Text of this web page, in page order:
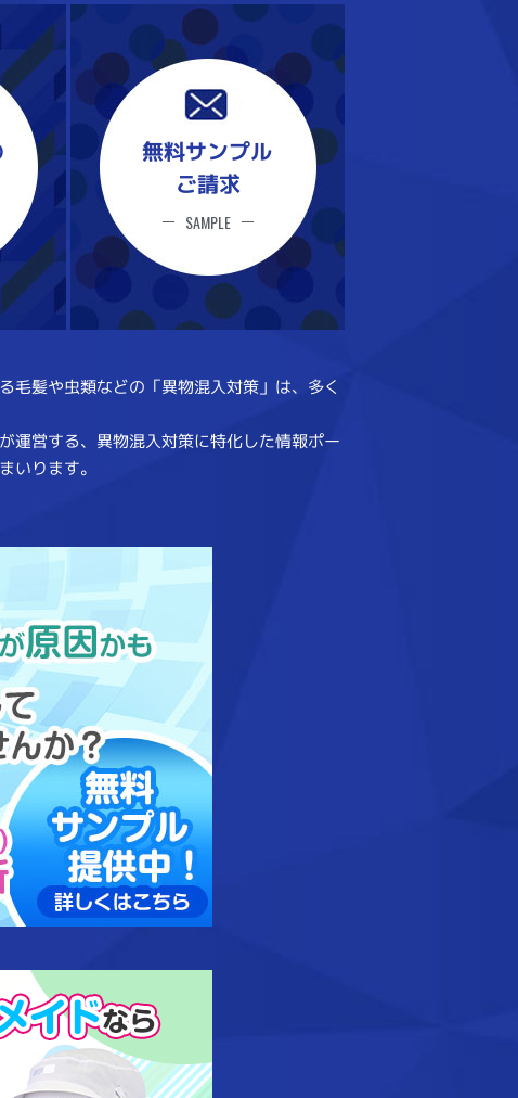
無料サンプル
ご請求
SAMPLE
毛髪や虫類などの「異物混入対策」は、多く
運営する、異物混入対策に特化した情報ポー
いります。